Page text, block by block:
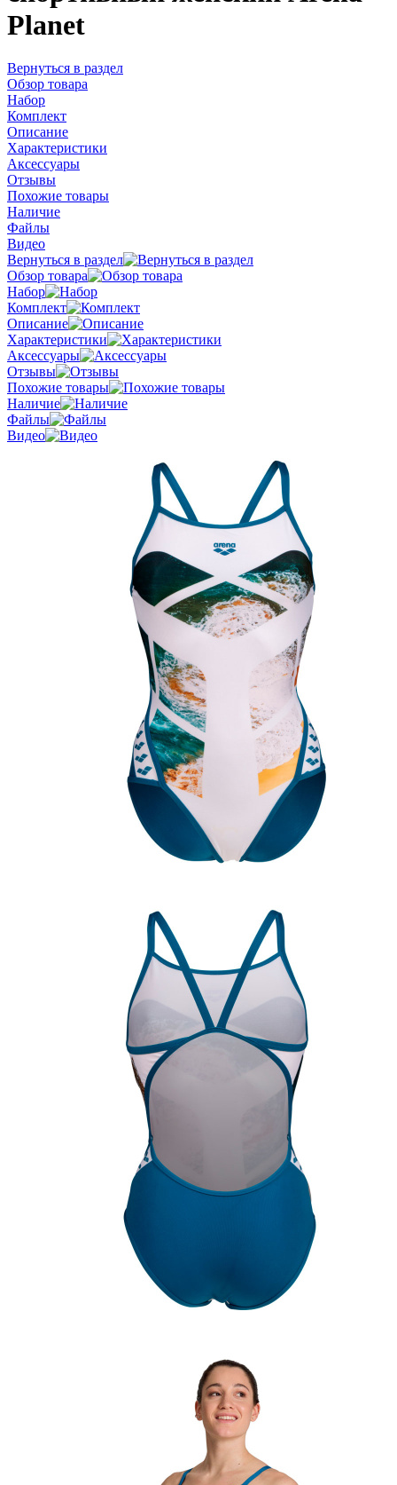
Planet
Вернуться в раздел
Обзор товара
Набор
Комплект
Описание
Характеристики
Аксессуары
Отзывы
Похожие товары
Наличие
Файлы
Видео
Вернуться в раздел
Обзор товара
Набор
Комплект
Описание
Характеристики
Аксессуары
Отзывы
Похожие товары
Наличие
Файлы
Видео